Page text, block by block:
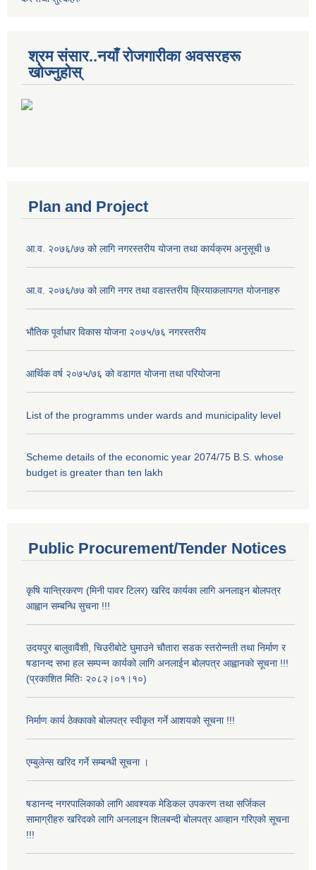
श्रम संसार..नयाँ रोजगारीका अवसरहरू
खोज्नुहोस्
Plan and Project
आ.व. २०७६/७७ को लागि नगरस्तरीय योजना तथा कार्यक्रम अनुसूची ७
आ.व. २०७६/७७ को लागि नगर तथा वडास्तरीय क्रियाकलापगत योजनाहरु
भौतिक पूर्वाधार विकास योजना २०७५/७६ नगरस्तरीय
आर्थिक वर्ष २०७५/७६ को वडागत योजना तथा परियोजना
List of the programms under wards and municipality level
Scheme details of the economic year 2074/75 B.S. whose
budget is greater than ten lakh
Public Procurement/Tender Notices
कृषि यान्त्रिकरण (मिनी पावर टिलर) खरिद कार्यका लागि अनलाइन बोलपत्र
आह्वान सम्बन्धि सुचना !!!
उदयपुर बालुवावैंशी, चिउरीबोटे घुमाउने चौतारा सडक स्तरोन्नती तथा निर्माण र
षडानन्द सभा हल सम्पन्न कार्यको लागि अनलाईन बोलपत्र आह्वानको सूचना !!!
(प्रकाशित मितिः २०८२।०१।१०)
निर्माण कार्य ठेक्काको बोलपत्र स्वीकृत गर्ने आशयको सूचना !!!
एम्बुलेन्स खरिद गर्ने सम्बन्धी सूचना ।
षडानन्द नगरपालिकाको लागि आवश्यक मेडिकल उपकरण तथा सर्जिकल
सामाग्रीहरु खरिदको लागि अनलाइन शिलबन्दी बोलपत्र आव्हान गरिएको सूचना
!!!